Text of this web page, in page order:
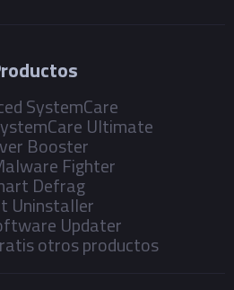
SystemCare
Ultimate
Booster
Fighter
Defrag
Uninstaller
Updater
otros productos